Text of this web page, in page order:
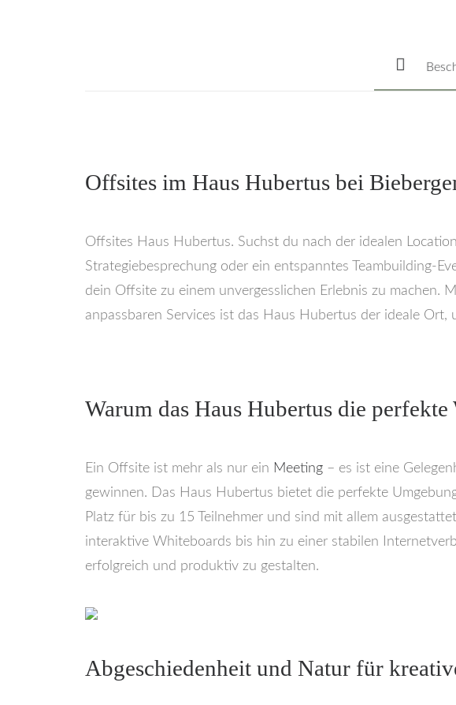
Offsites im Haus Hubertus bei
Offsites Haus Hubertus. Suchst du nach der idealen
Strategiebesprechung oder ein entspanntes Teambuilding-
dein Offsite zu einem unvergesslichen Erlebnis zu machen.
anpassbaren Services ist das Haus Hubertus der ideale
Warum das Haus Hubertus die
Ein Offsite ist mehr als nur ein Meeting – es ist eine
gewinnen. Das Haus Hubertus bietet die perfekte
Platz für bis zu 15 Teilnehmer und sind mit allem
interaktive Whiteboards bis hin zu einer stabilen
erfolgreich und produktiv zu gestalten.
Abgeschiedenheit und Natur für